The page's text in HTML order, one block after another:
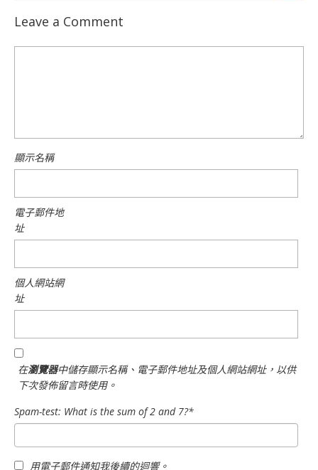
Leave a Comment
顯示名稱
電子郵件地
址
個人網站網
址
在瀏覽器中儲存顯示名稱、電子郵件地址及個人網站網址，以供
下次發佈留言時使用。
Spam-test: What is the sum of 2 and 7?*
用電子郵件通知我後續的迴響。